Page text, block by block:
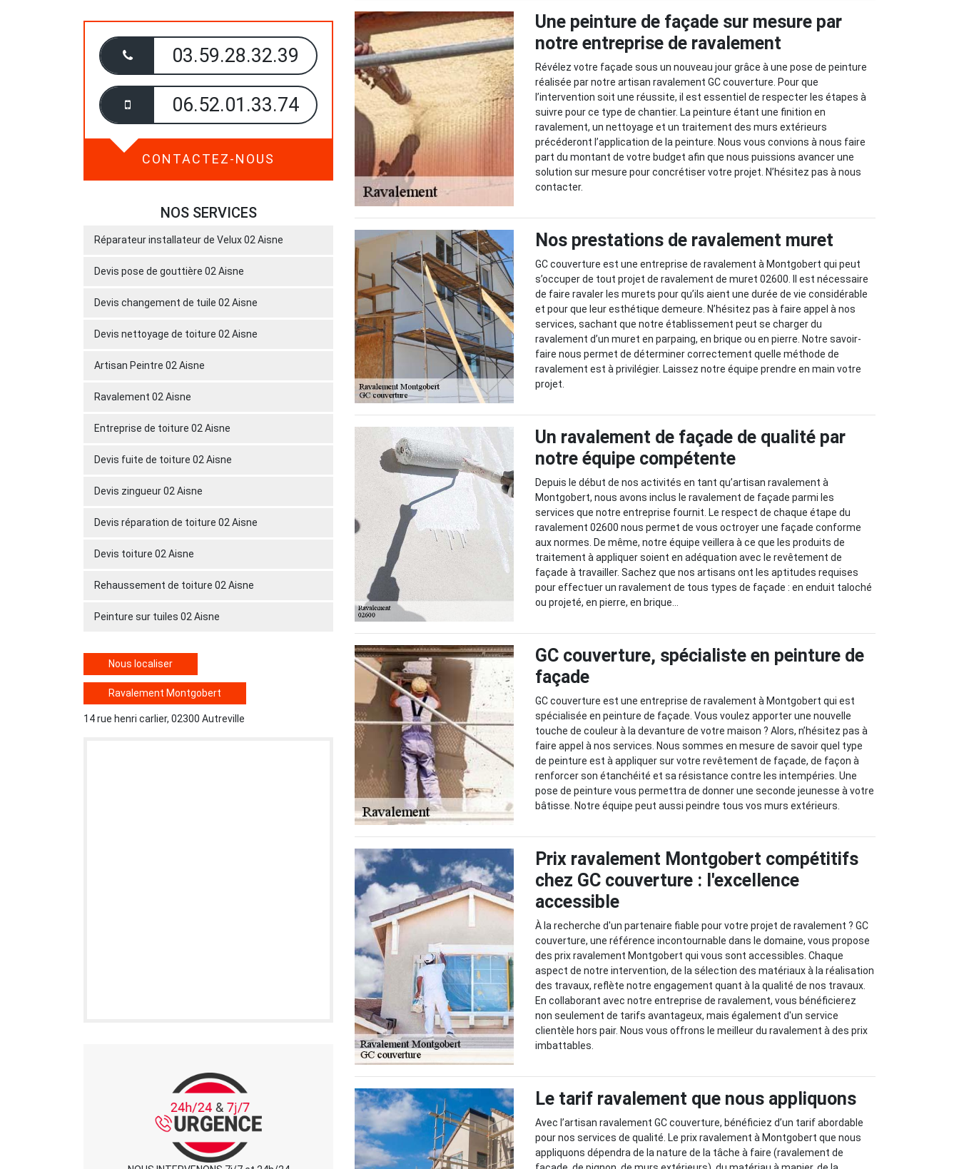
03.59.28.32.39
06.52.01.33.74
CONTACTEZ-NOUS
NOS SERVICES
Réparateur installateur de Velux 02 Aisne
Devis pose de gouttière 02 Aisne
Devis changement de tuile 02 Aisne
Devis nettoyage de toiture 02 Aisne
Artisan Peintre 02 Aisne
Ravalement 02 Aisne
Entreprise de toiture 02 Aisne
Devis fuite de toiture 02 Aisne
Devis zingueur 02 Aisne
Devis réparation de toiture 02 Aisne
Devis toiture 02 Aisne
Rehaussement de toiture 02 Aisne
Peinture sur tuiles 02 Aisne
Nous localiser
Ravalement Montgobert
14 rue henri carlier, 02300 Autreville
Une peinture de façade sur mesure par
notre entreprise de ravalement
Révélez votre façade sous un nouveau jour grâce à une pose de peinture
réalisée par notre artisan ravalement GC couverture. Pour que
l’intervention soit une réussite, il est essentiel de respecter les étapes à
suivre pour ce type de chantier. La peinture étant une finition en
ravalement, un nettoyage et un traitement des murs extérieurs
précéderont l’application de la peinture. Nous vous convions à nous faire
part du montant de votre budget afin que nous puissions avancer une
solution sur mesure pour concrétiser votre projet. N’hésitez pas à nous
contacter.
Nos prestations de ravalement muret
GC couverture est une entreprise de ravalement à Montgobert qui peut
s’occuper de tout projet de ravalement de muret 02600. Il est nécessaire
de faire ravaler les murets pour qu’ils aient une durée de vie considérable
et pour que leur esthétique demeure. N’hésitez pas à faire appel à nos
services, sachant que notre établissement peut se charger du
ravalement d’un muret en parpaing, en brique ou en pierre. Notre savoir-
faire nous permet de déterminer correctement quelle méthode de
ravalement est à privilégier. Laissez notre équipe prendre en main votre
projet.
Un ravalement de façade de qualité par
notre équipe compétente
Depuis le début de nos activités en tant qu’artisan ravalement à
Montgobert, nous avons inclus le ravalement de façade parmi les
services que notre entreprise fournit. Le respect de chaque étape du
ravalement 02600 nous permet de vous octroyer une façade conforme
aux normes. De même, notre équipe veillera à ce que les produits de
traitement à appliquer soient en adéquation avec le revêtement de
façade à travailler. Sachez que nos artisans ont les aptitudes requises
pour effectuer un ravalement de tous types de façade : en enduit taloché
ou projeté, en pierre, en brique…
GC couverture, spécialiste en peinture de
façade
GC couverture est une entreprise de ravalement à Montgobert qui est
spécialisée en peinture de façade. Vous voulez apporter une nouvelle
touche de couleur à la devanture de votre maison ? Alors, n’hésitez pas à
faire appel à nos services. Nous sommes en mesure de savoir quel type
de peinture est à appliquer sur votre revêtement de façade, de façon à
renforcer son étanchéité et sa résistance contre les intempéries. Une
pose de peinture vous permettra de donner une seconde jeunesse à votre
bâtisse. Notre équipe peut aussi peindre tous vos murs extérieurs.
Prix ravalement Montgobert compétitifs
chez GC couverture : l'excellence
accessible
À la recherche d'un partenaire fiable pour votre projet de ravalement ? GC
couverture, une référence incontournable dans le domaine, vous propose
des prix ravalement Montgobert qui vous sont accessibles. Chaque
aspect de notre intervention, de la sélection des matériaux à la réalisation
des travaux, reflète notre engagement quant à la qualité de nos travaux.
En collaborant avec notre entreprise de ravalement, vous bénéficierez
non seulement de tarifs avantageux, mais également d'un service
clientèle hors pair. Nous vous offrons le meilleur du ravalement à des prix
imbattables.
Le tarif ravalement que nous appliquons
Avec l’artisan ravalement GC couverture, bénéficiez d’un tarif abordable
pour nos services de qualité. Le prix ravalement à Montgobert que nous
appliquons dépendra de la nature de la tâche à faire (ravalement de